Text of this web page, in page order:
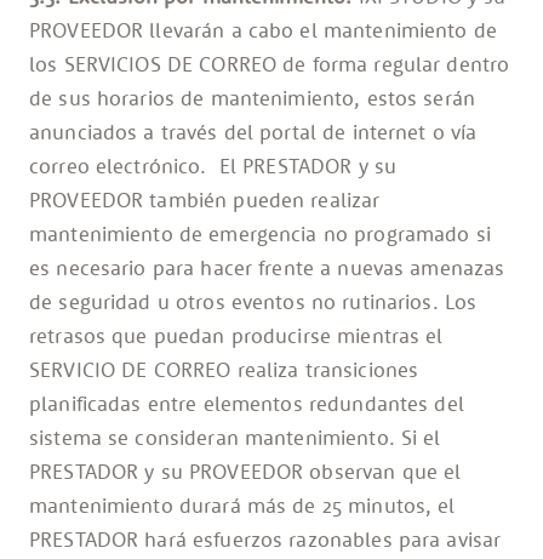
PROVEEDOR llevarán a cabo el mantenimiento de
los SERVICIOS DE CORREO de forma regular dentro
de sus horarios de mantenimiento, estos serán
anunciados a través del portal de internet o vía
correo electrónico. El PRESTADOR y su
PROVEEDOR también pueden realizar
mantenimiento de emergencia no programado si
es necesario para hacer frente a nuevas amenazas
de seguridad u otros eventos no rutinarios. Los
retrasos que puedan producirse mientras el
SERVICIO DE CORREO realiza transiciones
planificadas entre elementos redundantes del
sistema se consideran mantenimiento. Si el
PRESTADOR y su PROVEEDOR observan que el
mantenimiento durará más de 25 minutos, el
PRESTADOR hará esfuerzos razonables para avisar